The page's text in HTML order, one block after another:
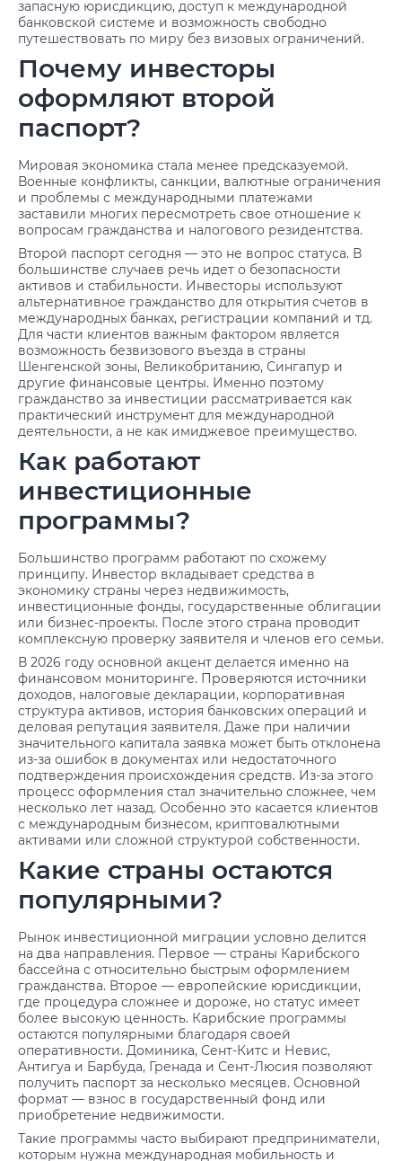
запасную юрисдикцию, доступ к международной
банковской системе и возможность свободно
путешествовать по миру без визовых ограничений.
Почему инвесторы
оформляют второй
паспорт?
Мировая экономика стала менее предсказуемой.
Военные конфликты, санкции, валютные ограничения
и проблемы с международными платежами
заставили многих пересмотреть свое отношение к
вопросам гражданства и налогового резидентства.
Второй паспорт сегодня — это не вопрос статуса. В
большинстве случаев речь идет о безопасности
активов и стабильности. Инвесторы используют
альтернативное гражданство для открытия счетов в
международных банках, регистрации компаний и тд.
Для части клиентов важным фактором является
возможность безвизового въезда в страны
Шенгенской зоны, Великобританию, Сингапур и
другие финансовые центры. Именно поэтому
гражданство за инвестиции рассматривается как
практический инструмент для международной
деятельности, а не как имиджевое преимущество.
Как работают
инвестиционные
программы?
Большинство программ работают по схожему
принципу. Инвестор вкладывает средства в
экономику страны через недвижимость,
инвестиционные фонды, государственные облигации
или бизнес-проекты. После этого страна проводит
комплексную проверку заявителя и членов его семьи.
В 2026 году основной акцент делается именно на
финансовом мониторинге. Проверяются источники
доходов, налоговые декларации, корпоративная
структура активов, история банковских операций и
деловая репутация заявителя. Даже при наличии
значительного капитала заявка может быть отклонена
из-за ошибок в документах или недостаточного
подтверждения происхождения средств. Из-за этого
процесс оформления стал значительно сложнее, чем
несколько лет назад. Особенно это касается клиентов
с международным бизнесом, криптовалютными
активами или сложной структурой собственности.
Какие страны остаются
популярными?
Рынок инвестиционной миграции условно делится
на два направления. Первое — страны Карибского
бассейна с относительно быстрым оформлением
гражданства. Второе — европейские юрисдикции,
где процедура сложнее и дороже, но статус имеет
более высокую ценность. Карибские программы
остаются популярными благодаря своей
оперативности. Доминика, Сент-Китс и Невис,
Антигуа и Барбуда, Гренада и Сент-Люсия позволяют
получить паспорт за несколько месяцев. Основной
формат — взнос в государственный фонд или
приобретение недвижимости.
Такие программы часто выбирают предприниматели,
которым нужна международная мобильность и